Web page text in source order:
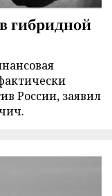
гибридной
России, заявил